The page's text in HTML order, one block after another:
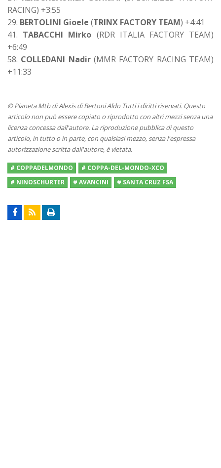
RACING) +3:55
29. BERTOLINI Gioele (TRINX FACTORY TEAM) +4:41
41. TABACCHI Mirko (RDR ITALIA FACTORY TEAM)
+6:49
58. COLLEDANI Nadir(MMR FACTORY RACING TEAM)
+11:33
© Pianeta Mtb di Alexis di Bertoni Aldo Tutti i diritti riservati. Questo
articolo non può essere copiato o riprodotto con altri mezzi senza una
licenza concessa dall'autore. La riproduzione pubblica di questo
articolo, in tutto o in parte, con qualsiasi mezzo, senza l'espressa
autorizzazione scritta dall'autore, è vietata.
# COPPADELMONDO
# COPPA-DEL-MONDO-XCO
# NINOSCHURTER
# AVANCINI # SANTA CRUZ FSA